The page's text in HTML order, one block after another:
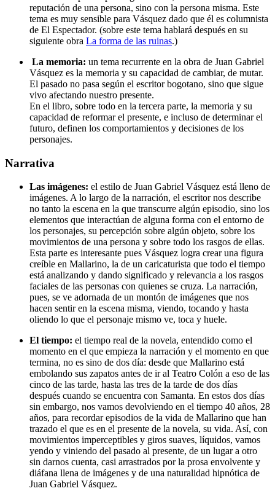
reputación de una persona, sino con la persona misma. Este
tema es muy sensible para Vásquez dado que él es columnista
de El Espectador. (sobre este tema hablará después en su
siguiente obra La forma de las ruinas.)
La memoria: un tema recurrente en la obra de Juan Gabriel
Vásquez es la memoria y su capacidad de cambiar, de mutar.
El pasado no pasa según el escritor bogotano, sino que sigue
vivo afectando nuestro presente.
En el libro, sobre todo en la tercera parte, la memoria y su
capacidad de reformar el presente, e incluso de determinar el
futuro, definen los comportamientos y decisiones de los
personajes.
Narrativa
Las imágenes: el estilo de Juan Gabriel Vásquez está lleno de
imágenes. A lo largo de la narración, el escritor nos describe
no tanto la escena en la que transcurre algún episodio, sino los
elementos que interactúan de alguna forma con el entorno de
los personajes, su percepción sobre algún objeto, sobre los
movimientos de una persona y sobre todo los rasgos de ellas.
Esta parte es interesante pues Vásquez logra crear una figura
creíble en Mallarino, la de un caricaturista que todo el tiempo
está analizando y dando significado y relevancia a los rasgos
faciales de las personas con quienes se cruza. La narración,
pues, se ve adornada de un montón de imágenes que nos
hacen sentir en la escena misma, viendo, tocando y hasta
oliendo lo que el personaje mismo ve, toca y huele.
El tiempo: el tiempo real de la novela, entendido como el
momento en el que empieza la narración y el momento en que
termina, no es sino de dos día: desde que Mallarino está
embolando sus zapatos antes de ir al Teatro Colón a eso de las
cinco de las tarde, hasta las tres de la tarde de dos días
después cuando se encuentra con Samanta. En estos dos días
sin embargo, nos vamos devolviendo en el tiempo 40 años, 28
años, para recordar episodios de la vida de Mallarino que han
trazado el que es en el presente de la novela, su vida. Así, con
movimientos imperceptibles y giros suaves, líquidos, vamos
yendo y viniendo del pasado al presente, de un lugar a otro
sin darnos cuenta, casi arrastrados por la prosa envolvente y
diáfana llena de imágenes y de una naturalidad hipnótica de
Juan Gabriel Vásquez.